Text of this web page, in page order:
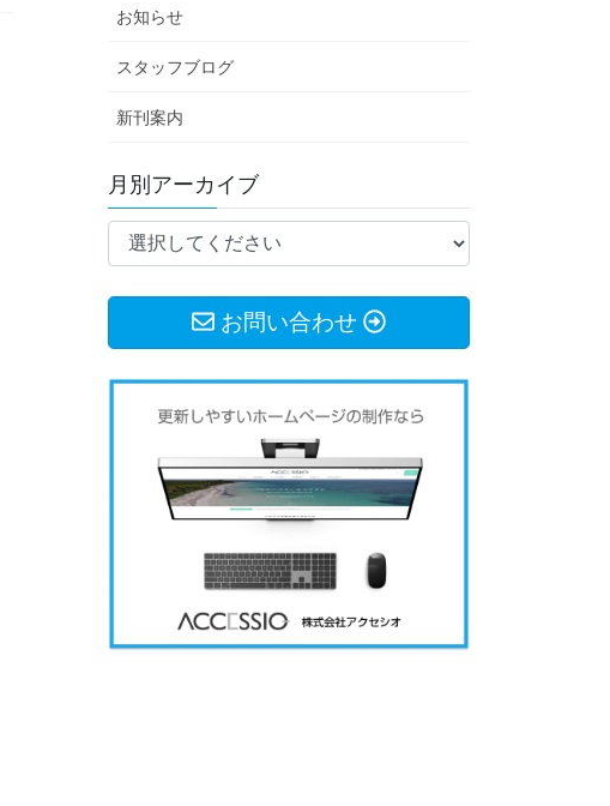
お知らせ
スタッフブログ
新刊案内
月別アーカイブ
お問い合わせ